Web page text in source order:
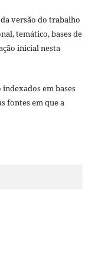
versão do trabalho
temático, bases de
inicial nesta
em bases
fontes em que a